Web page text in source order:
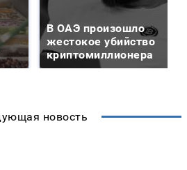
В ОАЭ произошло
жестокое убийство
криптомиллионера
новость